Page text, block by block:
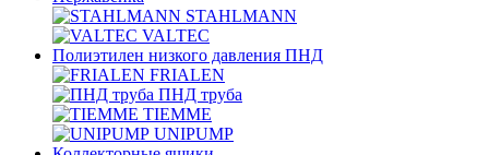
STAHLMANN
VALTEC
Полиэтилен низкого давления ПНД
FRIALEN
ПНД труба
TIEMME
UNIPUMP